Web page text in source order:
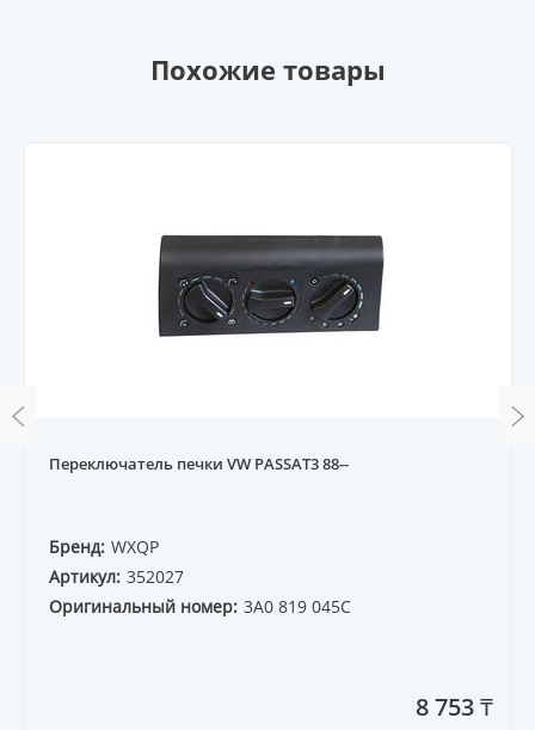
Похожие товары
Переключатель печки VW PASSAT3 88--
Бренд: WXQP
Артикул: 352027
Оригинальный номер: 3A0 819 045C
8 753 ₸